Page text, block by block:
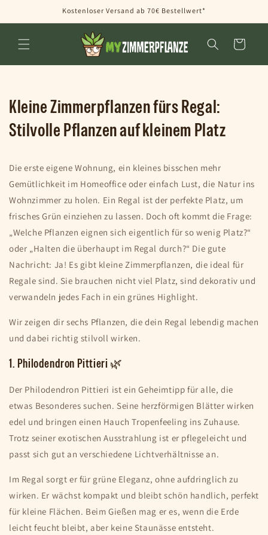
Inhalt
Kostenloser Versand ab 70€ Bestellwert*
Warenkorb
Kleine Zimmerpflanzen fürs Regal:
Stilvolle Pflanzen auf kleinem Platz
Die erste eigene Wohnung, ein kleines bisschen mehr
Gemütlichkeit im Homeoffice oder einfach Lust, die Natur ins
Wohnzimmer zu holen. Ein Regal ist der perfekte Platz, um
frisches Grün einziehen zu lassen. Doch oft kommt die Frage:
„Welche Pflanzen eignen sich eigentlich für so wenig Platz?“
oder „Halten die überhaupt im Regal durch?“ Die gute
Nachricht: Ja! Es gibt kleine Zimmerpflanzen, die ideal für
Regale sind. Sie brauchen nicht viel Platz, sind dekorativ und
verwandeln jedes Fach in ein grünes Highlight.
Wir zeigen dir sechs Pflanzen, die dein Regal lebendig machen
und dabei richtig stilvoll wirken.
1. Philodendron Pittieri 🌿
Der Philodendron Pittieri ist ein Geheimtipp für alle, die
etwas Besonderes suchen. Seine herzförmigen Blätter wirken
edel und bringen einen Hauch Tropenfeeling ins Zuhause.
Trotz seiner exotischen Ausstrahlung ist er pflegeleicht und
passt sich gut an verschiedene Lichtverhältnisse an.
Im Regal sorgt er für grüne Eleganz, ohne aufdringlich zu
wirken. Er wächst kompakt und bleibt schön handlich, perfekt
für kleine Flächen. Beim Gießen mag er es, wenn die Erde
leicht feucht bleibt, aber keine Staunässe entsteht.